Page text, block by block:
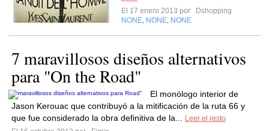
El 17 enero 2013 por
Dshopping
NONE NONE NONE
7 maravillosos diseños alternativos
para "On the Road"
El monólogo interior de
Jason Kerouac que contribuyó a la mitificación de la ruta 66 y
que fue considerado la obra definitiva de la...
Leer el resto